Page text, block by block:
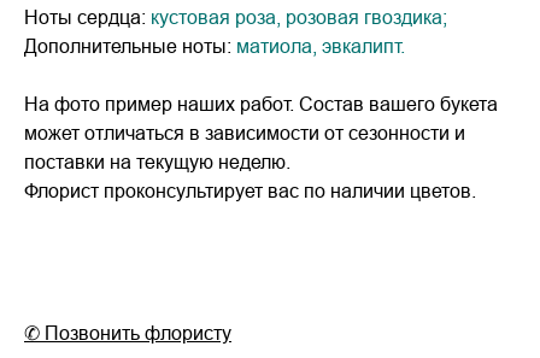
Ноты сердца: кустовая роза, розовая гвоздика;
Дополнительные ноты: матиола, эвкалипт.
На фото пример наших работ. Состав вашего букета
может отличаться в зависимости от сезонности и
поставки на текущую неделю.
Флорист проконсультирует вас по наличии цветов.
✆ Позвонить флористу